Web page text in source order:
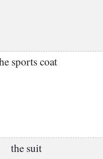
sports coat
the suit